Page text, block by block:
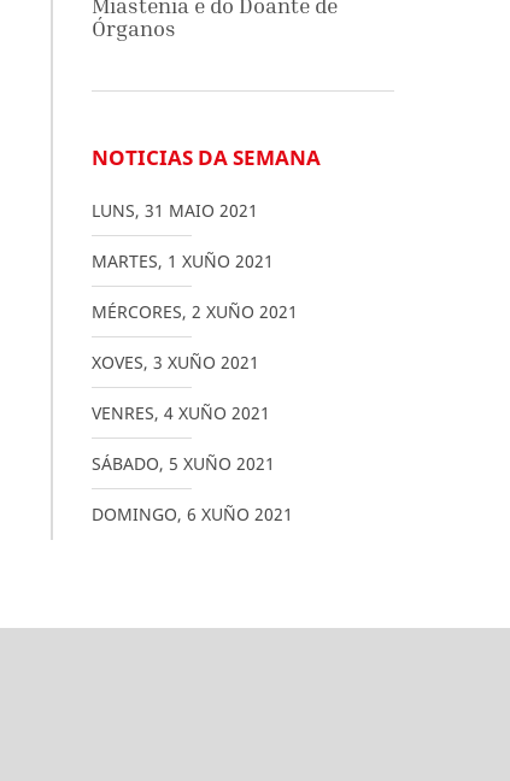
Miastenia e do Doante de
Órganos
NOTICIAS DA SEMANA
LUNS, 31 MAIO 2021
MARTES, 1 XUÑO 2021
MÉRCORES, 2 XUÑO 2021
XOVES, 3 XUÑO 2021
VENRES, 4 XUÑO 2021
SÁBADO, 5 XUÑO 2021
DOMINGO, 6 XUÑO 2021